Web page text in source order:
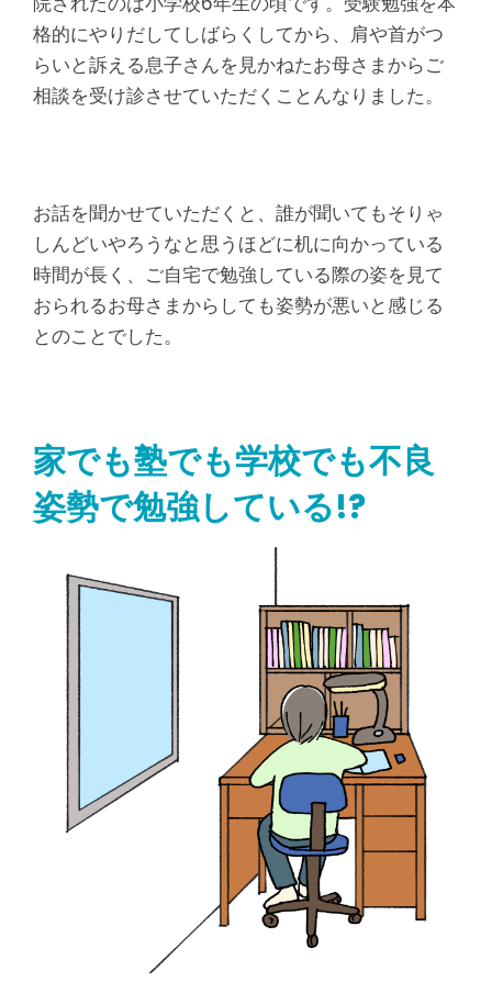
格的にやりだしてしばらくしてから、肩や首がつ
らいと訴える息子さんを見かねたお母さまからご
相談を受け診させていただくことんなりました。
お話を聞かせていただくと、誰が聞いてもそりゃ
しんどいやろうなと思うほどに机に向かっている
時間が長く、ご自宅で勉強している際の姿を見て
おられるお母さまからしても姿勢が悪いと感じる
とのことでした。
家でも塾でも学校でも不良
姿勢で勉強している!?